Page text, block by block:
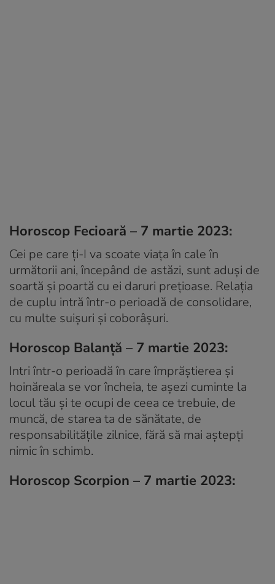
Horoscop Fecioară – 7 martie 2023:
Cei pe care ți-I va scoate viața în cale în
următorii ani, începând de astăzi, sunt aduși de
soartă și poartă cu ei daruri prețioase. Relația
de cuplu intră într-o perioadă de consolidare,
cu multe suișuri și coborâșuri.
Horoscop Balanță – 7 martie 2023:
Intri într-o perioadă în care împrăștierea și
hoinăreala se vor încheia, te așezi cuminte la
locul tău și te ocupi de ceea ce trebuie, de
muncă, de starea ta de sănătate, de
responsabilitățile zilnice, fără să mai aștepți
nimic în schimb.
Horoscop Scorpion – 7 martie 2023: